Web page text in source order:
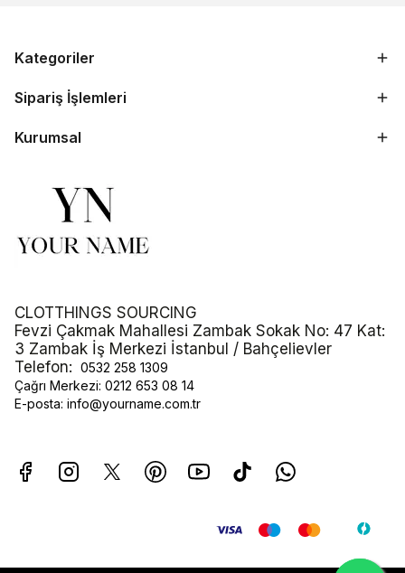
Kategoriler
Sipariş İşlemleri
Kurumsal
CLOTTHINGS SOURCING
Fevzi Çakmak Mahallesi Zambak Sokak No: 47 Kat:
3 Zambak İş Merkezi İstanbul / Bahçelievler
Telefon: 0532 258 1309
Çağrı Merkezi: 0212 653 08 14
E-posta: info@yourname.com.tr